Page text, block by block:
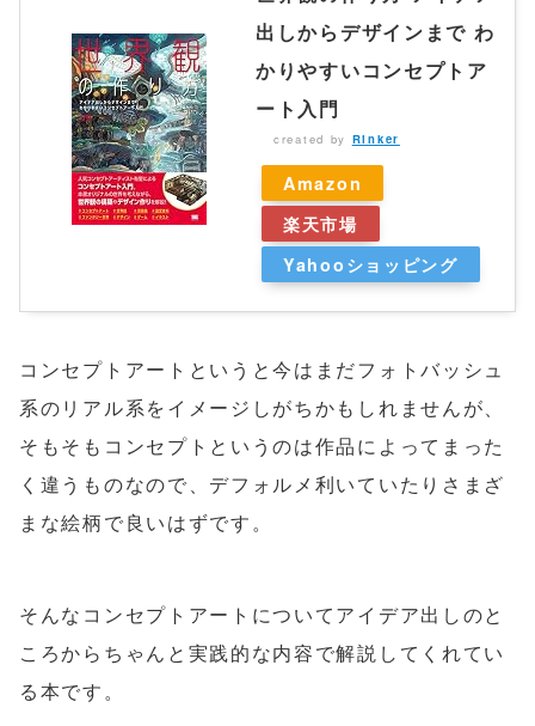
出しからデザインまで わ
かりやすいコンセプトア
ート入門
created by Rinker
Amazon
楽天市場
Yahooショッピング
コンセプトアートというと今はまだフォトバッシュ
系のリアル系をイメージしがちかもしれませんが、
そもそもコンセプトというのは作品によってまった
く違うものなので、デフォルメ利いていたりさまざ
まな絵柄で良いはずです。
そんなコンセプトアートについてアイデア出しのと
ころからちゃんと実践的な内容で解説してくれてい
る本です。